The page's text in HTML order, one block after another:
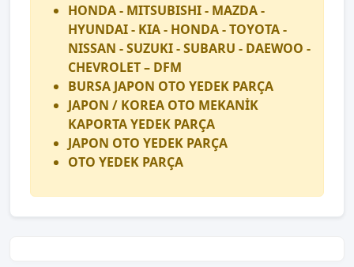
HONDA - MITSUBISHI - MAZDA -
HYUNDAI - KIA - HONDA - TOYOTA -
NISSAN - SUZUKI - SUBARU - DAEWOO -
CHEVROLET – DFM
BURSA JAPON OTO YEDEK PARÇA
JAPON / KOREA OTO MEKANİK
KAPORTA YEDEK PARÇA
JAPON OTO YEDEK PARÇA
OTO YEDEK PARÇA